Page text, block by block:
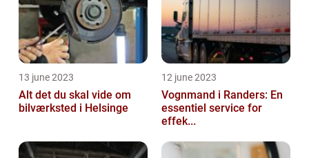
13 june 2023
Alt det du skal vide om
bilværksted i Helsinge
12 june 2023
Vognmand i Randers: En
essentiel service for
effek...